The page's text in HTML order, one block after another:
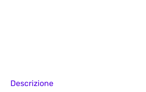
Descrizione